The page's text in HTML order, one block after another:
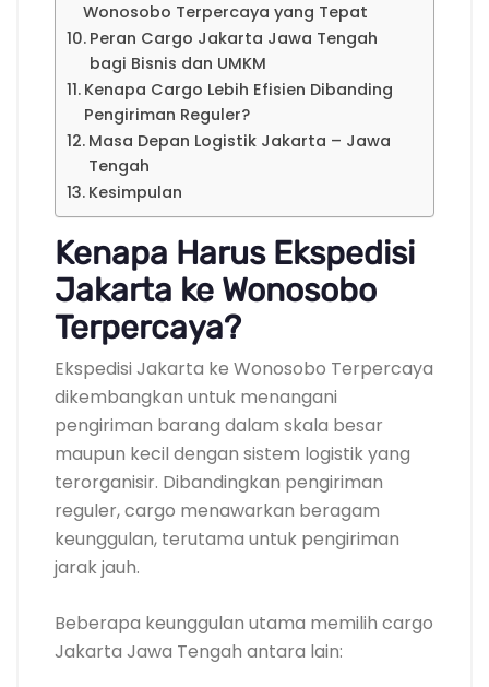
Wonosobo Terpercaya yang Tepat
Peran Cargo Jakarta Jawa Tengah
bagi Bisnis dan UMKM
Kenapa Cargo Lebih Efisien Dibanding
Pengiriman Reguler?
Masa Depan Logistik Jakarta – Jawa
Tengah
Kesimpulan
Kenapa Harus Ekspedisi
Jakarta ke Wonosobo
Terpercaya?
Ekspedisi Jakarta ke Wonosobo Terpercaya
dikembangkan untuk menangani
pengiriman barang dalam skala besar
maupun kecil dengan sistem logistik yang
terorganisir. Dibandingkan pengiriman
reguler, cargo menawarkan beragam
keunggulan, terutama untuk pengiriman
jarak jauh.
Beberapa keunggulan utama memilih cargo
Jakarta Jawa Tengah antara lain: